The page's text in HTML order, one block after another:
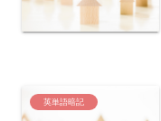
英単語暗記